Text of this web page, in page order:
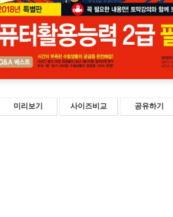
미리보기 사이즈비교 공유하기